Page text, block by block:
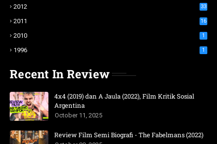
2012 33
2011 16
2010 1
1996 1
Recent In Review
4x4 (2019) dan A Jaula (2022), Film Kritik Sosial
Argentina
October 11, 2025
Review Film Semi Biografi - The Fabelmans (2022)